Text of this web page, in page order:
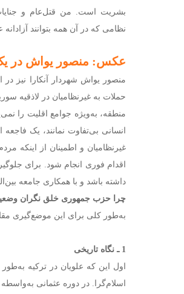
بشریت است. من قتل‌عام و
نظامی که در آن همه بتوانند
عکس: منصور یواش در
منصور یواش شهردار آنکارا نیز
حملات به غیرنظامیان در لاذقیه
منطقه، به‌ویژه جوامع اقلیت را
انسانی بی‌تفاوت نمانند، یک
غیرنظامیان و اطمینان از اینکه
اقدام فوری انجام شود. برای
داشته باشد و با همکاری جامعه
چرا حزب جمهوری خلق نگران
به‌طور کلی برای این موضع‌گیری
1 ـ نگاه تاریخی
اول این که علویان در ترکیه
اسلام‌گرا. در دوره عثمانی